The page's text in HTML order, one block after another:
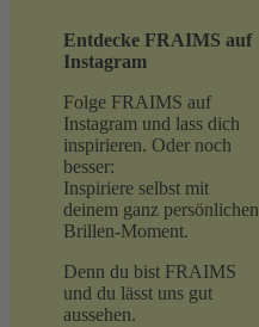
Entdecke FRAIMS auf
Instagram
Folge FRAIMS auf
Instagram und lass dich
inspirieren. Oder noch
besser:
Inspiriere selbst mit
deinem ganz persönlichen
Brillen-Moment.
Denn du bist FRAIMS
und du lässt uns gut
aussehen.